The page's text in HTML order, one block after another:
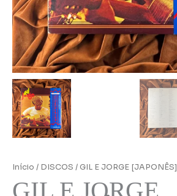
Início / DISCOS / GIL E JORGE [JAPONÊS]